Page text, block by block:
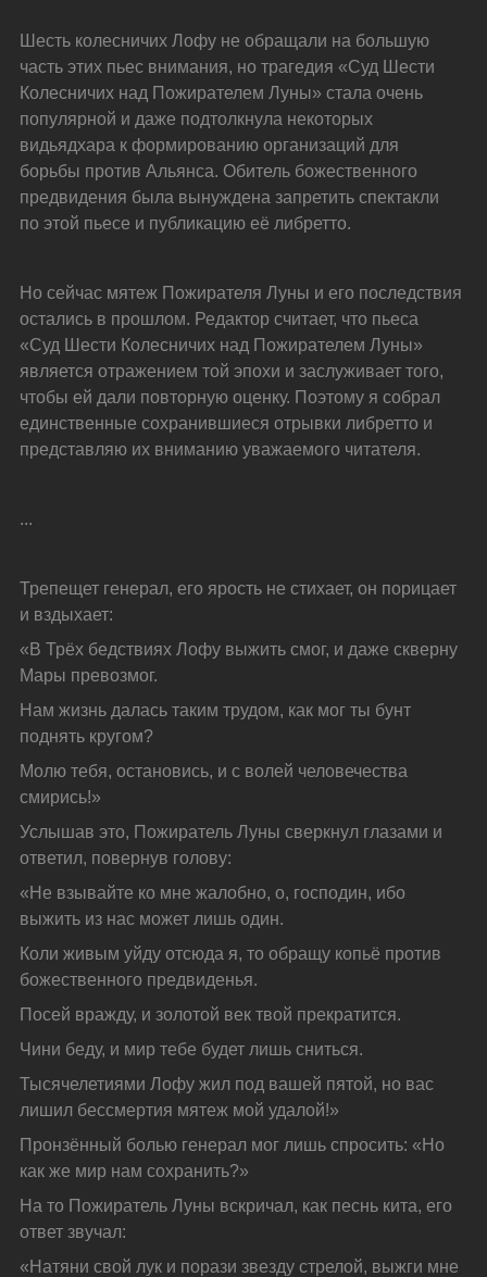
Шесть колесничих Лофу не обращали на большую
часть этих пьес внимания, но трагедия «Суд Шести
Колесничих над Пожирателем Луны» стала очень
популярной и даже подтолкнула некоторых
видьядхара к формированию организаций для
борьбы против Альянса. Обитель божественного
предвидения была вынуждена запретить спектакли
по этой пьесе и публикацию её либретто.
Но сейчас мятеж Пожирателя Луны и его последствия
остались в прошлом. Редактор считает, что пьеса
«Суд Шести Колесничих над Пожирателем Луны»
является отражением той эпохи и заслуживает того,
чтобы ей дали повторную оценку. Поэтому я собрал
единственные сохранившиеся отрывки либретто и
представляю их вниманию уважаемого читателя.
...
Трепещет генерал, его ярость не стихает, он порицает
и вздыхает:
«В Трёх бедствиях Лофу выжить смог, и даже скверну
Мары превозмог.
Нам жизнь далась таким трудом, как мог ты бунт
поднять кругом?
Молю тебя, остановись, и с волей человечества
смирись!»
Услышав это, Пожиратель Луны сверкнул глазами и
ответил, повернув голову:
«Не взывайте ко мне жалобно, о, господин, ибо
выжить из нас может лишь один.
Коли живым уйду отсюда я, то обращу копьё против
божественного предвиденья.
Посей вражду, и золотой век твой прекратится.
Чини беду, и мир тебе будет лишь сниться.
Тысячелетиями Лофу жил под вашей пятой, но вас
лишил бессмертия мятеж мой удалой!»
Пронзённый болью генерал мог лишь спросить: «Но
как же мир нам сохранить?»
На то Пожиратель Луны вскричал, как песнь кита, его
ответ звучал:
«Натяни свой лук и порази звезду стрелой, выжги мне